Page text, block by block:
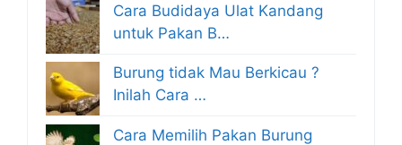
Cara Budidaya Ulat Kandang
untuk Pakan B…
Burung tidak Mau Berkicau ?
Inilah Cara …
Cara Memilih Pakan Burung